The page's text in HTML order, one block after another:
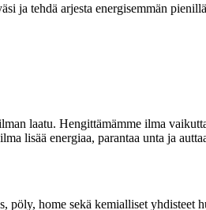
ja tehdä arjesta energisemmän
laatu. Hengittämämme ilma
lisää energiaa, parantaa unta ja
pöly, home sekä kemialliset yhdisteet